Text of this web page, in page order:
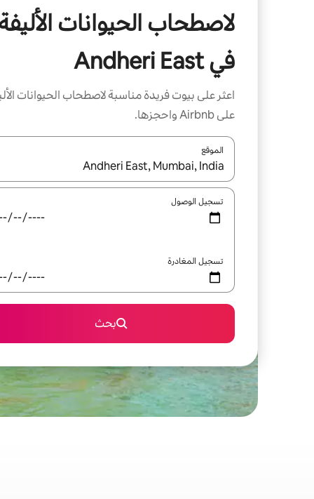
لاصطحاب الحيوانات
في Andheri East
اعثر على بيوت فريدة مناسبة لاصطحاب الحيوانات
على Airbnb واحجزها.
الموقع
عند توفر النتائج، انتقل باستخدام السهمين لأعلى
تسجيل الوصول
تسجيل المغادرة
بحث